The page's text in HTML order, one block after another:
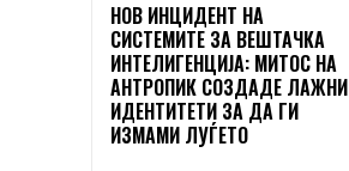
НОВ ИНЦИДЕНТ НА
СИСТЕМИТЕ ЗА ВЕШТАЧКА
ИНТЕЛИГЕНЦИЈА: МИТОС НА
АНТРОПИК СОЗДАДЕ ЛАЖНИ
ИДЕНТИТЕТИ ЗА ДА ГИ
ИЗМАМИ ЛУЃЕТО